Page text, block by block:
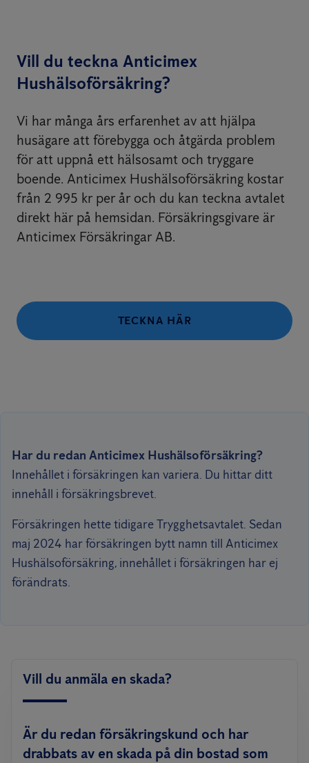
Vill du teckna Anticimex
Hushälsoförsäkring?
Vi har många års erfarenhet av att hjälpa
husägare att förebygga och åtgärda problem
för att uppnå ett hälsosamt och tryggare
boende. Anticimex Hushälsoförsäkring kostar
från 2 995 kr per år och du kan teckna avtalet
direkt här på hemsidan. Försäkringsgivare är
Anticimex Försäkringar AB.
TECKNA HÄR
Har du redan Anticimex Hushälsoförsäkring?
Innehållet i försäkringen kan variera. Du hittar ditt
innehåll i försäkringsbrevet.
Försäkringen hette tidigare Trygghetsavtalet. Sedan
maj 2024 har försäkringen bytt namn till Anticimex
Hushälsoförsäkring, innehållet i försäkringen har ej
förändrats.
Vill du anmäla en skada?
Är du redan försäkringskund och har
drabbats av en skada på din bostad som